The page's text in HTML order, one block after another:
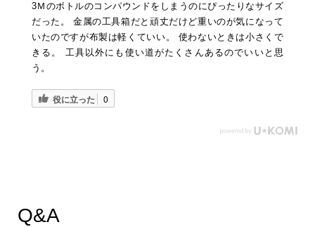
3Ｍのボトルのコンパウンドをしまうのにぴったりなサイズ
だった。 金属の工具箱だと頑丈だけど重いのが気になって
いたのですが布製は軽くていい。 使わないときは小さくで
きる。 工具以外にも使い道がたくさんあるのでいいと思
う。
役に立った 0
Q&A